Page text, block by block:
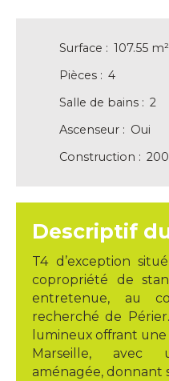
Surface : 107.55 m²
Pièces : 4
Salle de bains : 2
Ascenseur : Oui
Construction :
Descriptif
T4 d’exception
copropriété de
entretenue, au
recherché de
lumineux offrant
Marseille, avec
aménagée, donnant